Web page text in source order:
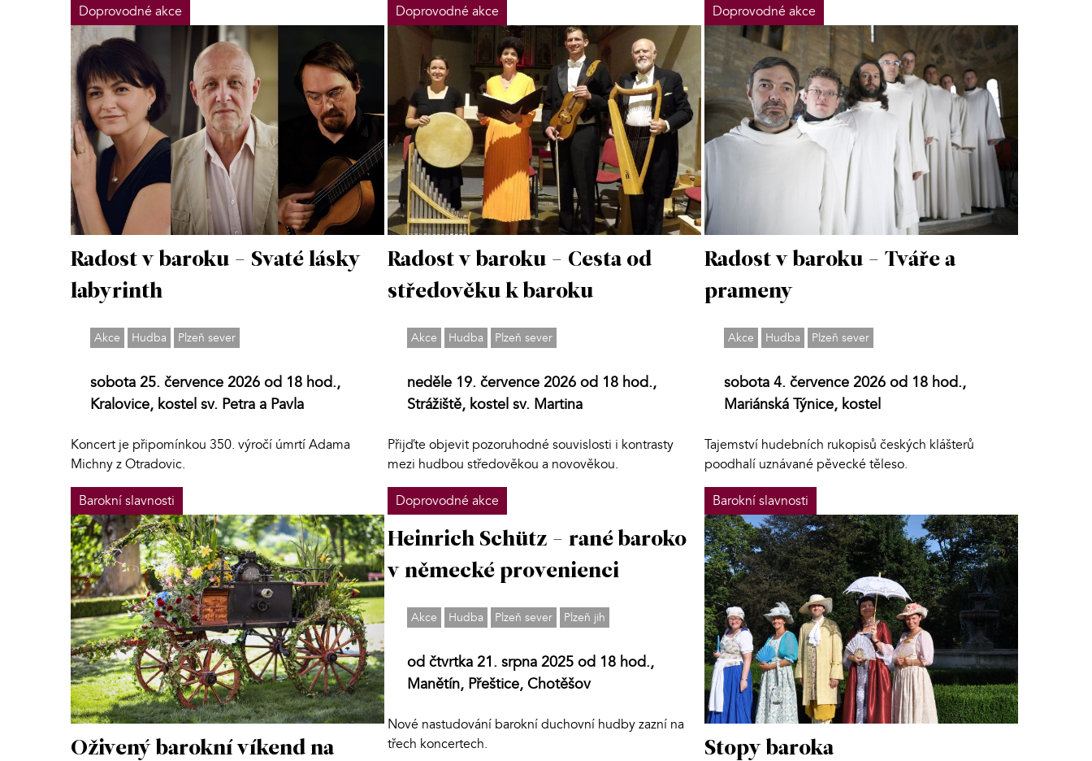
Doprovodné akce
Radost v baroku - Svaté lásky
labyrinth
Akce Hudba Plzeň sever
sobota 25. července 2026 od 18 hod.,
Kralovice, kostel sv. Petra a Pavla
Koncert je připomínkou 350. výročí úmrtí Adama
Michny z Otradovic.
Doprovodné akce
Radost v baroku - Cesta od
středověku k baroku
Akce Hudba Plzeň sever
neděle 19. července 2026 od 18 hod.,
Strážiště, kostel sv. Martina
Přijďte objevit pozoruhodné souvislosti i kontrasty
mezi hudbou středověkou a novověkou.
Doprovodné akce
Radost v baroku - Tváře a
prameny
Akce Hudba Plzeň sever
sobota 4. července 2026 od 18 hod.,
Mariánská Týnice, kostel
Tajemství hudebních rukopisů českých klášterů
poodhalí uznávané pěvecké těleso.
Barokní slavnosti
Oživený barokní víkend na
Doprovodné akce
Heinrich Schütz - rané baroko
v německé provenienci
Akce Hudba Plzeň sever Plzeň jih
od čtvrtka 21. srpna 2025 od 18 hod.,
Manětín, Přeštice, Chotěšov
Nové nastudování barokní duchovní hudby zazní na
třech koncertech.
Barokní slavnosti
Stopy baroka